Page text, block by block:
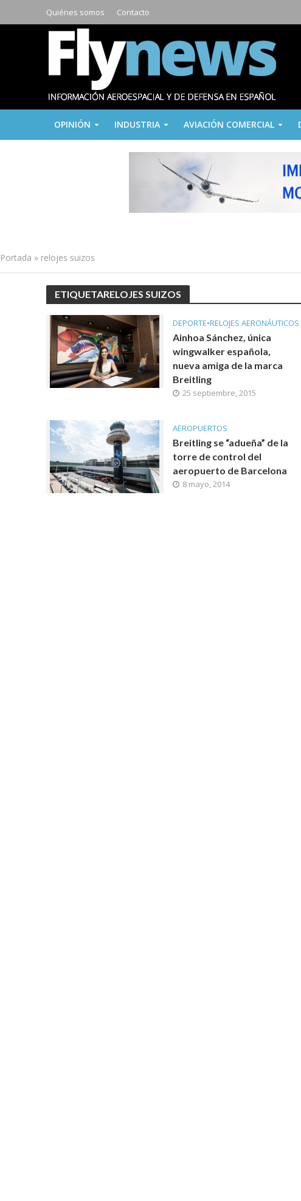
Quiénes somos Contacto
OPINIÓN INDUSTRIA AVIACIÓN COMERCIAL
Portada » relojes suizos
ETIQUETARELOJES SUIZOS
DEPORTE•RELOJES AERONÁUTICOS
Ainhoa Sánchez, única
wingwalker española,
nueva amiga de la marca
Breitling
25 septiembre, 2015
AEROPUERTOS
Breitling se “adueña” de la
torre de control del
aeropuerto de Barcelona
8 mayo, 2014